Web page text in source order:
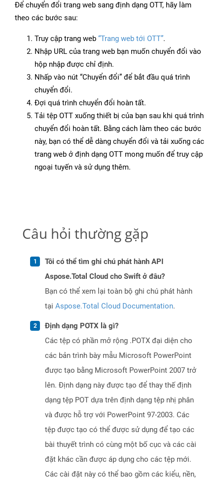
Để chuyển đổi trang web sang định dạng OTT, hãy làm
theo các bước sau:
Truy cập trang web “Trang web tới OTT”.
Nhập URL của trang web bạn muốn chuyển đổi vào
hộp nhập được chỉ định.
Nhấp vào nút “Chuyển đổi” để bắt đầu quá trình
chuyển đổi.
Đợi quá trình chuyển đổi hoàn tất.
Tải tệp OTT xuống thiết bị của bạn sau khi quá trình
chuyển đổi hoàn tất. Bằng cách làm theo các bước
này, bạn có thể dễ dàng chuyển đổi và tải xuống các
trang web ở định dạng OTT mong muốn để truy cập
ngoại tuyến và sử dụng thêm.
Câu hỏi thường gặp
Tôi có thể tìm ghi chú phát hành API
Aspose.Total Cloud cho Swift ở đâu?
Bạn có thể xem lại toàn bộ ghi chú phát hành
tại Aspose.Total Cloud Documentation.
Định dạng POTX là gì?
Các tệp có phần mở rộng .POTX đại diện cho
các bản trình bày mẫu Microsoft PowerPoint
được tạo bằng Microsoft PowerPoint 2007 trở
lên. Định dạng này được tạo để thay thế định
dạng tệp POT dựa trên định dạng tệp nhị phân
và được hỗ trợ với PowerPoint 97-2003. Các
tệp được tạo có thể được sử dụng để tạo các
bài thuyết trình có cùng một bố cục và các cài
đặt khác cần được áp dụng cho các tệp mới.
Các cài đặt này có thể bao gồm các kiểu, nền,